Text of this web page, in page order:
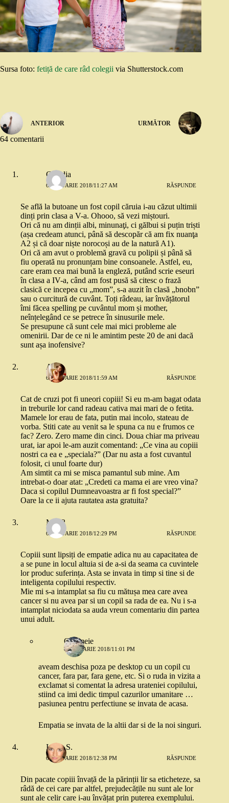
Sursa foto: fetiță de care râd colegii via Shutterstock.com
ANTERIOR URMĂTOR
64 comentarii
Claudia
6 IANUARIE 2018/11:27 AM RĂSPUNDE
Se află la butoane un fost copil căruia i-au căzut ultimii
dinți prin clasa a V-a. Ohooo, să vezi miștouri.
Ori că nu am dinții albi, minunaţi, ci gălbui si puțin triști
(așa credeam atunci, până să descopăr că am fix nuanţa
A2 și că doar niște norocoși au de la natură A1).
Ori că am avut o problemă gravă cu polipii și până să
fiu operată nu pronunțam bine consoanele. Astfel, eu,
care eram cea mai bună la engleză, putând scrie eseuri
în clasa a IV-a, când am fost pusă să citesc o frază
clasică ce incepea cu „mom”, s-a auzit în clasă „bnobn”
sau o curcitură de cuvânt. Toți râdeau, iar învățătorul
îmi făcea spelling pe cuvântul mom și mother,
neînțelegând ce se petrece în sinusurile mele.
Se presupune că sunt cele mai mici probleme ale
omenirii. Dar de ce ni le amintim peste 20 de ani dacă
sunt așa inofensive?
Anca
6 IANUARIE 2018/11:59 AM RĂSPUNDE
Cat de cruzi pot fi uneori copiii! Si eu m-am bagat odata
in treburile lor cand radeau cativa mai mari de o fetita.
Mamele lor erau de fata, putin mai incolo, stateau de
vorba. Stiti cate au venit sa le spuna ca nu e frumos ce
fac? Zero. Zero mame din cinci. Doua chiar ma priveau
urat, iar apoi le-am auzit comentand: „Ce vina au copiii
nostri ca ea e „speciala?” (Dar nu asta a fost cuvantul
folosit, ci unul foarte dur)
Am simtit ca mi se misca pamantul sub mine. Am
intrebat-o doar atat: „Credeti ca mama ei are vreo vina?
Daca si copilul Dumneavoastra ar fi fost special?”
Oare la ce ii ajuta rautatea asta gratuita?
Mira2
6 IANUARIE 2018/12:29 PM RĂSPUNDE
Copiii sunt lipsiți de empatie adica nu au capacitatea de
a se pune in locul altuia si de a-si da seama ca cuvintele
lor produc suferința. Asta se invata in timp si tine si de
inteligenta copilului respectiv.
Mie mi s-a intamplat sa fiu cu mătușa mea care avea
cancer si nu avea par si un copil sa rada de ea. Nu i s-a
intamplat niciodata sa auda vreun comentariu din partea
unui adult.
O femeie
8 IANUARIE 2018/11:01 PM
aveam deschisa poza pe desktop cu un copil cu
cancer, fara par, fara gene, etc. Si o ruda in vizita a
exclamat si comentat la adresa urateniei copilului,
stiind ca imi dedic timpul cazurilor umanitare …
pasiunea pentru perfectiune se invata de acasa.
Empatia se invata de la altii dar si de la noi singuri.
Ioana S.
6 IANUARIE 2018/12:38 PM RĂSPUNDE
Din pacate copiii învață de la părinții lir sa eticheteze, sa
râdă de cei care par altfel, prejudecățile nu sunt ale lor
sunt ale celir care i-au învățat prin puterea exemplului.